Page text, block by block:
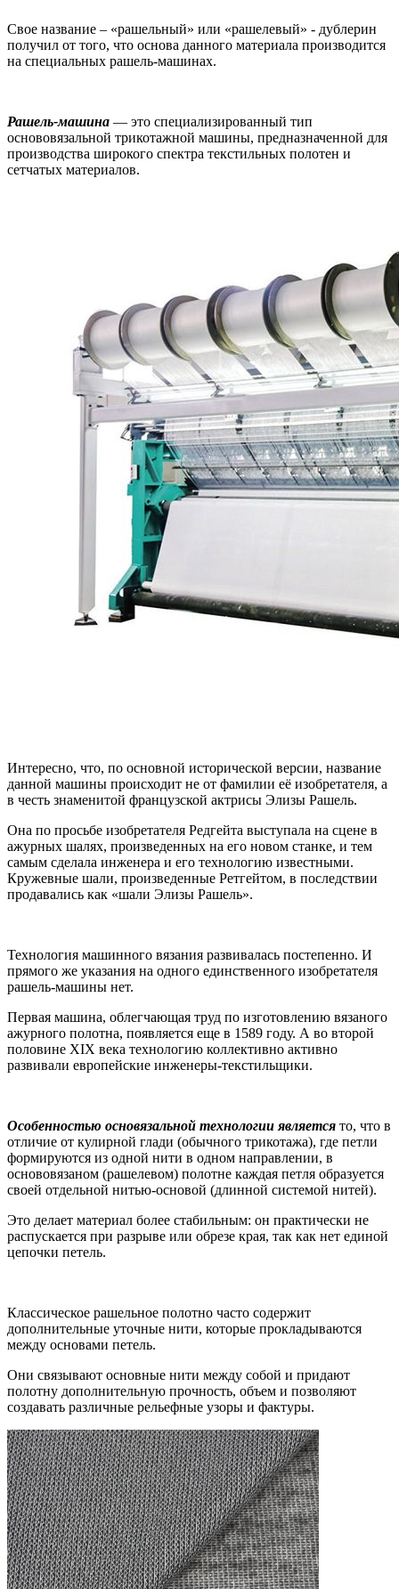
Свое название – «рашельный» или «рашелевый» - дублерин
получил от того, что основа данного материала производится
на специальных рашель-машинах.
Рашель-машина — это специализированный тип
основовязальной трикотажной машины, предназначенной для
производства широкого спектра текстильных полотен и
сетчатых материалов.
Интересно, что, по основной исторической версии, название
данной машины происходит не от фамилии её изобретателя, а
в честь знаменитой французской актрисы Элизы Рашель.
Она по просьбе изобретателя Редгейта выступала на сцене в
ажурных шалях, произведенных на его новом станке, и тем
самым сделала инженера и его технологию известными.
Кружевные шали, произведенные Ретгейтом, в последствии
продавались как «шали Элизы Рашель».
Технология машинного вязания развивалась постепенно. И
прямого же указания на одного единственного изобретателя
рашель-машины нет.
Первая машина, облегчающая труд по изготовлению вязаного
ажурного полотна, появляется еще в 1589 году. А во второй
половине XIX века технологию коллективно активно
развивали европейские инженеры-текстильщики.
Особенностью основязальной технологии является то, что в
отличие от кулирной глади (обычного трикотажа), где петли
формируются из одной нити в одном направлении, в
основовязаном (рашелевом) полотне каждая петля образуется
своей отдельной нитью-основой (длинной системой нитей).
Это делает материал более стабильным: он практически не
распускается при разрыве или обрезе края, так как нет единой
цепочки петель.
Классическое рашельное полотно часто содержит
дополнительные уточные нити, которые прокладываются
между основами петель.
Они связывают основные нити между собой и придают
полотну дополнительную прочность, объем и позволяют
создавать различные рельефные узоры и фактуры.